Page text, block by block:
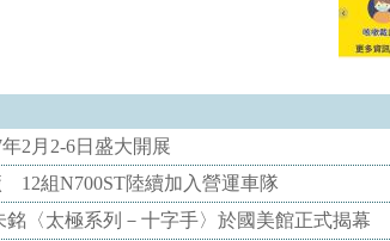
2月2-6日盛大開展
12組N700ST陸續加入營運車隊
〈太極系列－十字手〉於國美館正式揭幕